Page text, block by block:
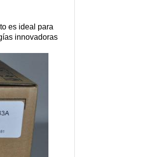
es ideal para
innovadoras